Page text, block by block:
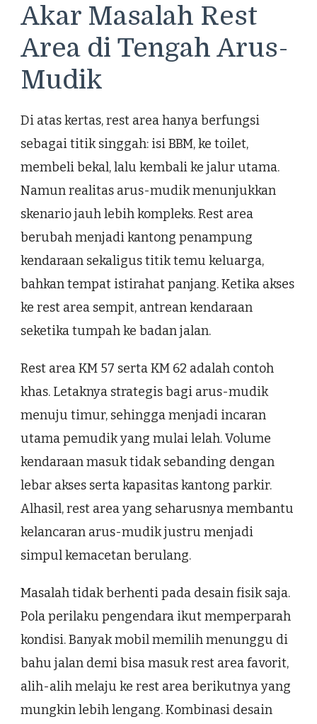
Akar Masalah Rest
Area di Tengah Arus-
Mudik
Di atas kertas, rest area hanya berfungsi
sebagai titik singgah: isi BBM, ke toilet,
membeli bekal, lalu kembali ke jalur utama.
Namun realitas arus-mudik menunjukkan
skenario jauh lebih kompleks. Rest area
berubah menjadi kantong penampung
kendaraan sekaligus titik temu keluarga,
bahkan tempat istirahat panjang. Ketika akses
ke rest area sempit, antrean kendaraan
seketika tumpah ke badan jalan.
Rest area KM 57 serta KM 62 adalah contoh
khas. Letaknya strategis bagi arus-mudik
menuju timur, sehingga menjadi incaran
utama pemudik yang mulai lelah. Volume
kendaraan masuk tidak sebanding dengan
lebar akses serta kapasitas kantong parkir.
Alhasil, rest area yang seharusnya membantu
kelancaran arus-mudik justru menjadi
simpul kemacetan berulang.
Masalah tidak berhenti pada desain fisik saja.
Pola perilaku pengendara ikut memperparah
kondisi. Banyak mobil memilih menunggu di
bahu jalan demi bisa masuk rest area favorit,
alih-alih melaju ke rest area berikutnya yang
mungkin lebih lengang. Kombinasi desain